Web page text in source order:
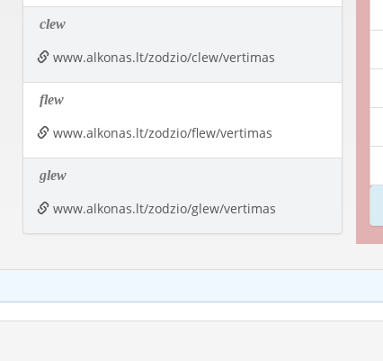
clew
www.alkonas.lt/zodzio/clew/vertimas
flew
www.alkonas.lt/zodzio/flew/vertimas
glew
www.alkonas.lt/zodzio/glew/vertimas